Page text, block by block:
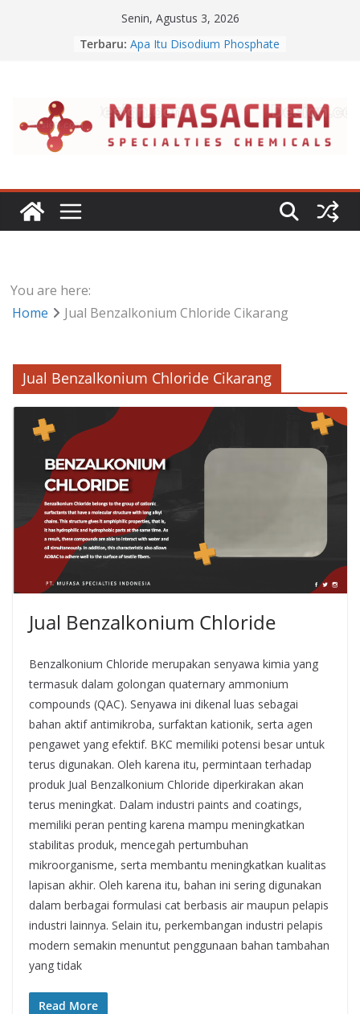
Senin, Agustus 3, 2026
Terbaru: Apa Itu Disodium Phosphate
Jual Benzalkonium Chloride
You are here:
Home
Jual Benzalkonium Chloride Cikarang
Jual Benzalkonium Chloride Cikarang
Jual Benzalkonium Chloride
Benzalkonium Chloride merupakan senyawa kimia yang
termasuk dalam golongan quaternary ammonium
compounds (QAC). Senyawa ini dikenal luas sebagai
bahan aktif antimikroba, surfaktan kationik, serta agen
pengawet yang efektif. BKC memiliki potensi besar untuk
terus digunakan. Oleh karena itu, permintaan terhadap
produk Jual Benzalkonium Chloride diperkirakan akan
terus meningkat. Dalam industri paints and coatings,
memiliki peran penting karena mampu meningkatkan
stabilitas produk, mencegah pertumbuhan
mikroorganisme, serta membantu meningkatkan kualitas
lapisan akhir. Oleh karena itu, bahan ini sering digunakan
dalam berbagai formulasi cat berbasis air maupun pelapis
industri lainnya. Selain itu, perkembangan industri pelapis
modern semakin menuntut penggunaan bahan tambahan
yang tidak
Read More